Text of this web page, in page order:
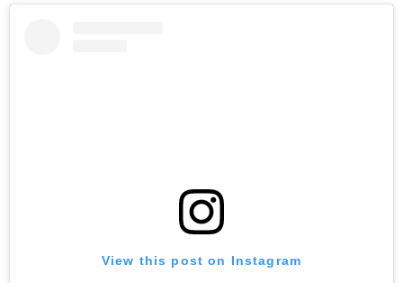
View this post on Instagram